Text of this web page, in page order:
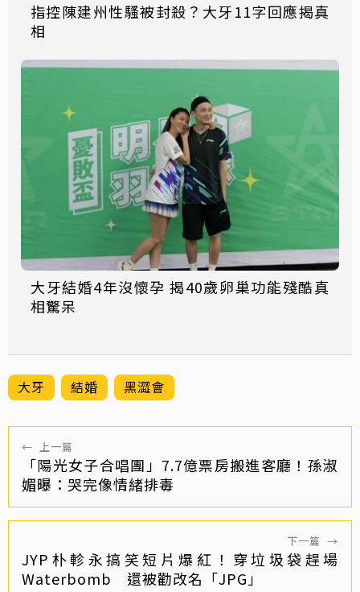
指控陳建州性騷被封殺？大牙11字回應揭真
相
大牙結婚4年沒懷孕 揭40歲卵巢功能殘酷真
相驚呆
大牙 結婚 黑澀會
← 上一篇
「陽光女子合唱團」7.7億票房搬進客廳！孫淑
媚曝：哭完像情緒排毒
下一篇 →
JYP朴軫永搞笑短片爆紅！穿垃圾袋趕場
Waterbomb 還被勸改名「JPG」